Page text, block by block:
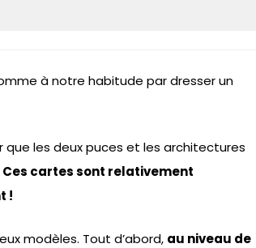
à notre habitude par dresser un
que les deux puces et les architectures
Ces cartes sont relativement
!
modèles. Tout d’abord, au niveau de